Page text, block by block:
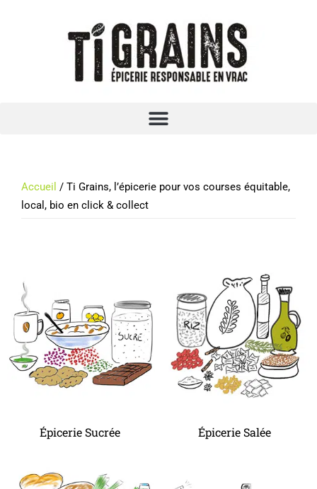
Accueil / Ti Grains, l’épicerie pour vos courses équitable,
local, bio en click & collect
Épicerie Sucrée Épicerie Salée